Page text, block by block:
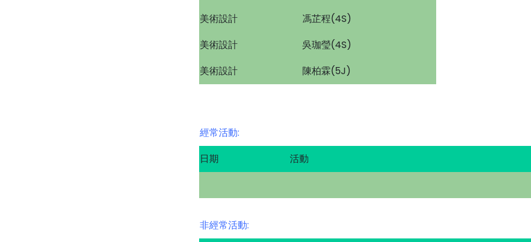
美術設計
馮芷程(4S)
美術設計
吳珈瑩(4S)
美術設計
陳柏霖(5J)
經常活動:
日期
活動
非經常活動: